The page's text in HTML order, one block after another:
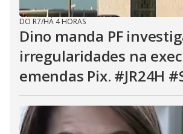
DO R7/HÁ 4 HORAS
Dino manda PF
irregularidades na
emendas Pix. #JR24H